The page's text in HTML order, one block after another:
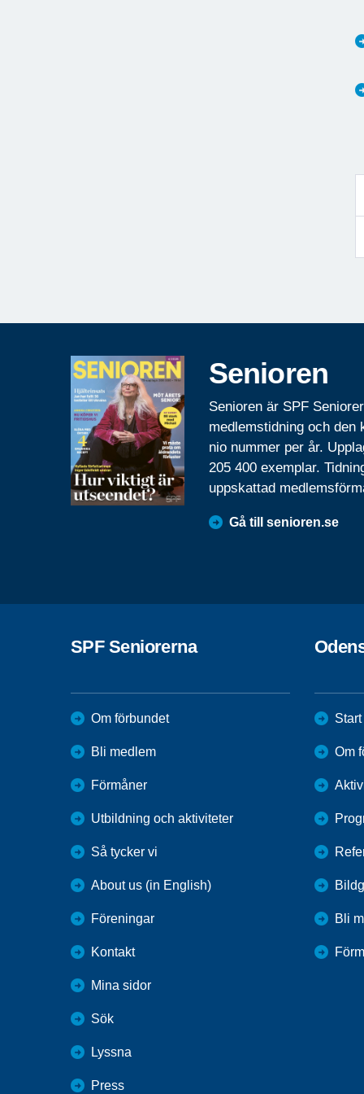
Senioren
Senioren är SPF
medlemstidning och den
nio nummer per år.
205 400 exemplar.
uppskattad
Gå till senioren.se
SPF Seniorerna
Om förbundet
Bli medlem
Förmåner
Utbildning och aktiviteter
Så tycker vi
About us (in English)
Föreningar
Kontakt
Mina sidor
Sök
Lyssna
Press
Start
Om
Bli